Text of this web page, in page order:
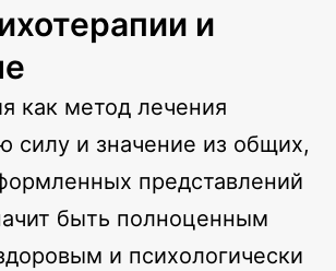
и
как метод лечения
силу и значение из общих,
представлений
быть полноценным
и психологически